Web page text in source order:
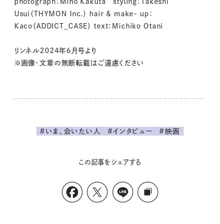
photograph：Miho Kakuta styling：Takeshi
Usui（THYMON Inc.） hair & make- up：
Kaco（ADDICT_CASE） text：Michiko Otani
リンネル2024年6月号より
※画像・文章の無断転載はご遠慮ください
#いま、会いたい人 #インタビュー #映画
この記事をシェアする